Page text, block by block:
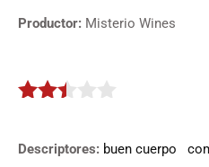
Productor: Misterio Wines
Descriptores: buen cuerpo